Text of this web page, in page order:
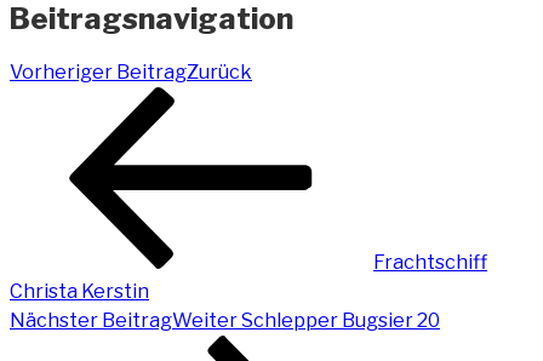
Beitragsnavigation
Vorheriger BeitragZurück
Frachtschiff
Christa Kerstin
Nächster BeitragWeiterSchlepper Bugsier 20